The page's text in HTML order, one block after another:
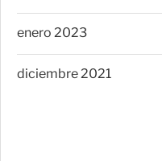
enero 2023
diciembre 2021